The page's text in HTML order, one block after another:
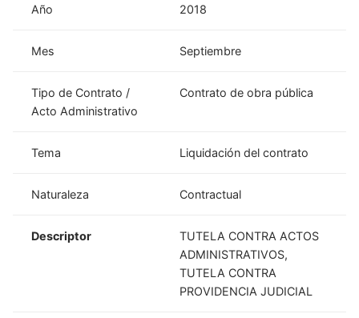
Año 2018
Mes Septiembre
Tipo de Contrato /
Acto Administrativo
Contrato de obra pública
Tema Liquidación del contrato
Naturaleza Contractual
Descriptor
TUTELA CONTRA ACTOS
ADMINISTRATIVOS,
TUTELA CONTRA
PROVIDENCIA JUDICIAL